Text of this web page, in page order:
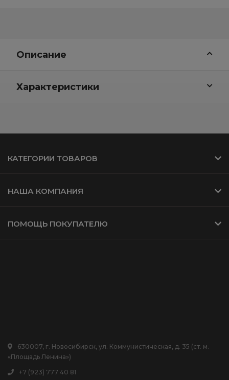
Описание
Характеристики
КАТЕГОРИИ ТОВАРОВ
НАША КОМПАНИЯ
ПОМОЩЬ ПОКУПАТЕЛЮ
630007, г. Новосибирск, ул. Коммунистическая, д. 35 (ст. м.
«Площадь Ленина»)
+7 (923) 777 40 81